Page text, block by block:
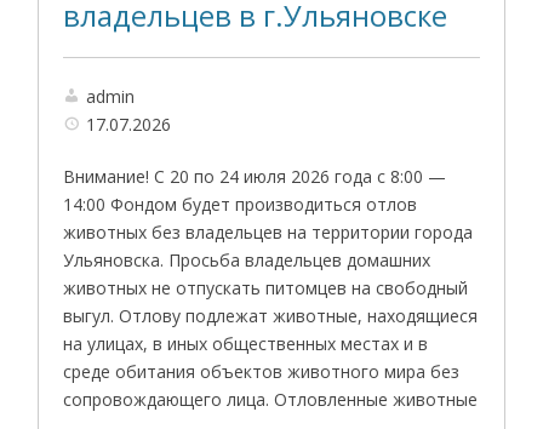
владельцев в г.Ульяновске
admin
17.07.2026
Внимание! С 20 по 24 июля 2026 года с 8:00 —
14:00 Фондом будет производиться отлов
животных без владельцев на территории города
Ульяновска. Просьба владельцев домашних
животных не отпускать питомцев на свободный
выгул. Отлову подлежат животные, находящиеся
на улицах, в иных общественных местах и в
среде обитания объектов животного мира без
сопровождающего лица. Отловленные животные